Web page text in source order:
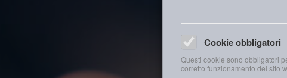
Cookie obbligatori
Questi cookie sono obbligatori
corretto funzionamento del sito